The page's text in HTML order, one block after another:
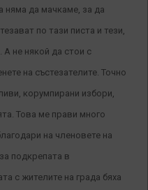
няма да мачкаме, за да
по тази писта и тези,
А не някой да стои с
на състезателите. Точно
корумпирани избори,
Това ме прави много
на членовете на
подкрепата в
с жителите на града бяха